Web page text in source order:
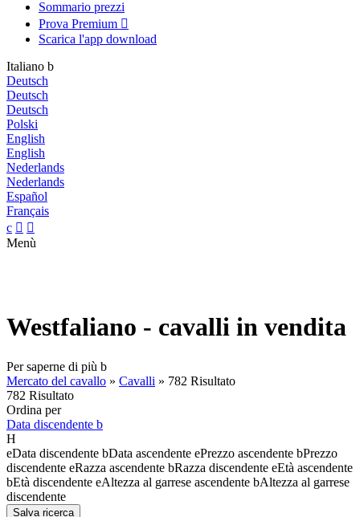
Sommario prezzi
Prova Premium 
Scarica l'app download
Italiano b
Deutsch
Deutsch
Deutsch
Polski
English
English
Nederlands
Nederlands
Español
Français
c  
Menù
Westfaliano - cavalli in vendita
Per saperne di più b
Mercato del cavallo » Cavalli » 782 Risultato
782 Risultato
Ordina per
Data discendente b
H
eData discendente bData ascendente ePrezzo ascendente bPrezzo
discendente eRazza ascendente bRazza discendente eEtà ascendente
bEtà discendente eAltezza al garrese ascendente bAltezza al garrese
discendente
Salva ricerca